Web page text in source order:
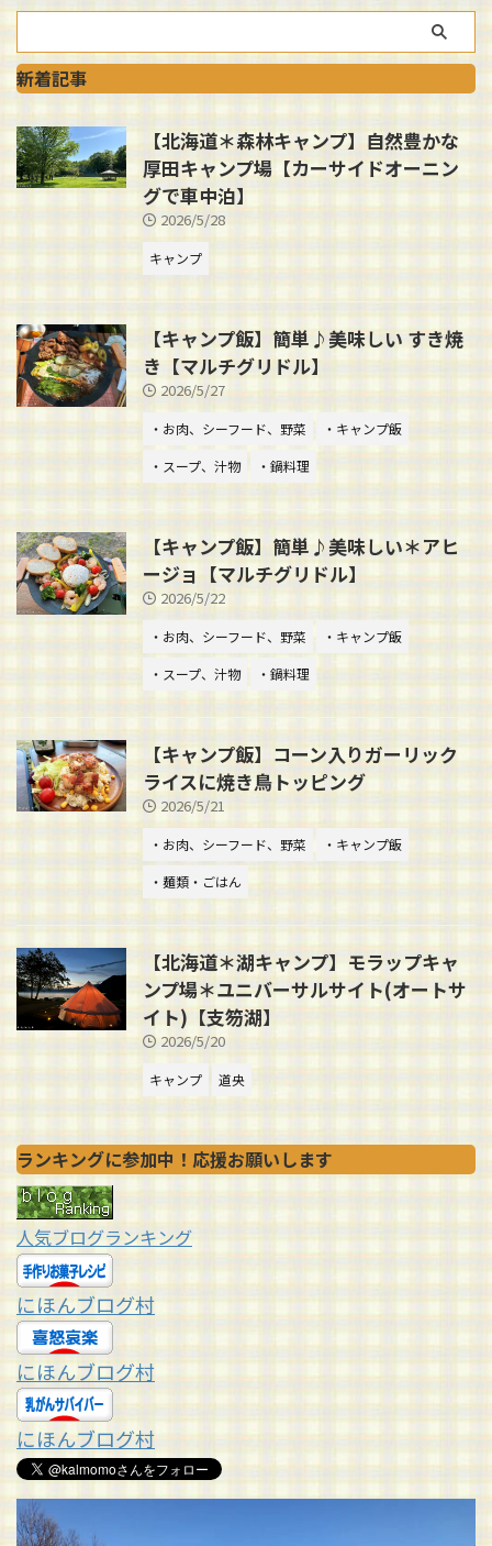
新着記事
【北海道＊森林キャンプ】自然豊かな
厚田キャンプ場【カーサイドオーニン
グで車中泊】
2026/5/28
キャンプ
【キャンプ飯】簡単♪美味しい すき焼
き【マルチグリドル】
2026/5/27
・お肉、シーフード、野菜
・キャンプ飯
・スープ、汁物
・鍋料理
【キャンプ飯】簡単♪美味しい＊アヒ
ージョ【マルチグリドル】
2026/5/22
・お肉、シーフード、野菜
・キャンプ飯
・スープ、汁物
・鍋料理
【キャンプ飯】コーン入りガーリック
ライスに焼き鳥トッピング
2026/5/21
・お肉、シーフード、野菜
・キャンプ飯
・麺類・ごはん
【北海道＊湖キャンプ】モラップキャ
ンプ場＊ユニバーサルサイト(オートサ
イト)【支笏湖】
2026/5/20
キャンプ 道央
ランキングに参加中！応援お願いします
人気ブログランキング
にほんブログ村
にほんブログ村
にほんブログ村